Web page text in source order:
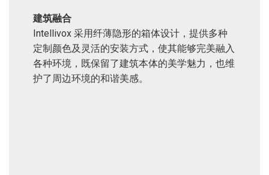
建筑融合
Intellivox 采用纤薄隐形的箱体设计，提供多种
定制颜色及灵活的安装方式，使其能够完美融入
各种环境，既保留了建筑本体的美学魅力，也维
护了周边环境的和谐美感。